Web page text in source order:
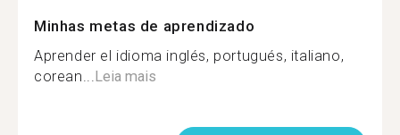
Minhas metas de aprendizado
Aprender el idioma inglés, portugués, italiano,
corean... Leia mais